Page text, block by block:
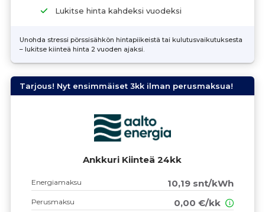
Lukitse hinta kahdeksi vuodeksi
Unohda stressi pörssisähkön hintapiikeistä tai kulutusvaikutuksesta
– lukitse kiinteä hinta 2 vuoden ajaksi.
Tarjous! Nyt ensimmäiset 3kk ilman perusmaksua!
Ankkuri Kiinteä 24kk
Energiamaksu 10,19 snt/kWh
Perusmaksu 0,00 €/kk